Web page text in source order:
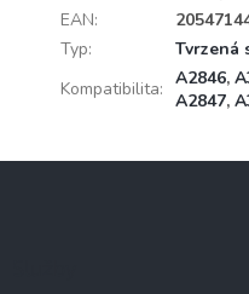
EAN:
Typ:
Tvrzená
Kompatibilita: A2846,
A2847,